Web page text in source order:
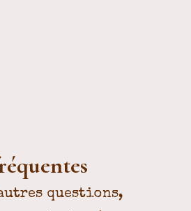
questions,